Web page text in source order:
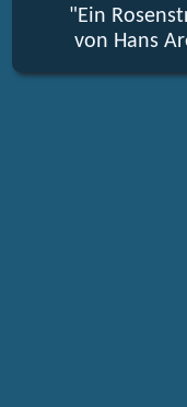
"Ein
von Hans